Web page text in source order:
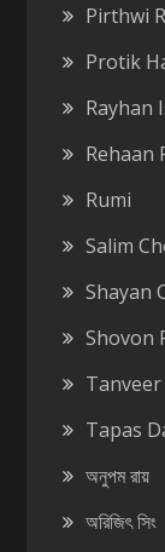
Pirthwi
Protik
Rayhan
Rehaan
Rumi
Salim
Shayan
Shovon
Tapas
অনুপম রায়
অরিজিৎ সিং